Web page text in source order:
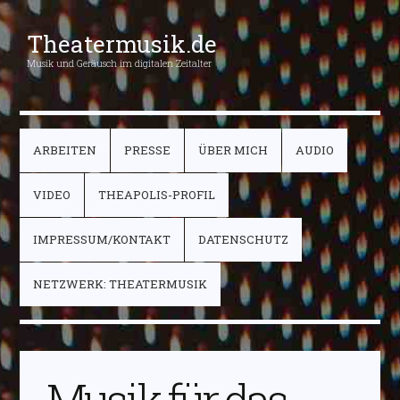
Theatermusik.de
Musik und Geräusch im digitalen Zeitalter
ARBEITEN PRESSE ÜBER MICH AUDIO
VIDEO THEAPOLIS-PROFIL
IMPRESSUM/KONTAKT DATENSCHUTZ
NETZWERK: THEATERMUSIK